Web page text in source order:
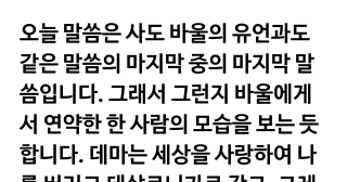
오늘 말씀은 사도 바울의 유언과도
같은 말씀의 마지막 중의 마지막 말
씀입니다. 그래서 그런지 바울에게
서 연약한 한 사람의 모습을 보는 듯
합니다. 데마는 세상을 사랑하여 나